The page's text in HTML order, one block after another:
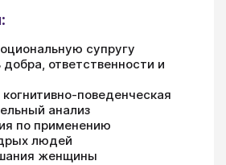
супругу
ответственности и
поведенческая
анализ
по применению
людей
женщины